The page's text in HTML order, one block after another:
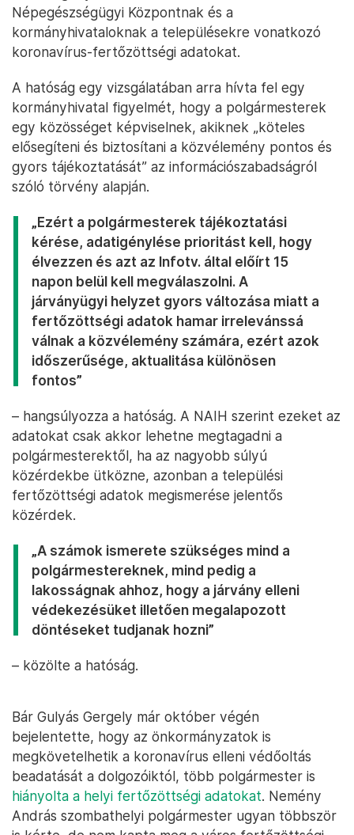
Népegészségügyi Központnak és a
kormányhivataloknak a településekre vonatkozó
koronavírus-fertőzöttségi adatokat.
A hatóság egy vizsgálatában arra hívta fel egy
kormányhivatal figyelmét, hogy a polgármesterek
egy közösséget képviselnek, akiknek „köteles
elősegíteni és biztosítani a közvélemény pontos és
gyors tájékoztatását” az információszabadságról
szóló törvény alapján.
„Ezért a polgármesterek tájékoztatási
kérése, adatigénylése prioritást kell, hogy
élvezzen és azt az Infotv. által előírt 15
napon belül kell megválaszolni. A
járványügyi helyzet gyors változása miatt a
fertőzöttségi adatok hamar irrelevánssá
válnak a közvélemény számára, ezért azok
időszerűsége, aktualitása különösen
fontos”
– hangsúlyozza a hatóság. A NAIH szerint ezeket az
adatokat csak akkor lehetne megtagadni a
polgármesterektől, ha az nagyobb súlyú
közérdekbe ütközne, azonban a települési
fertőzöttségi adatok megismerése jelentős
közérdek.
„A számok ismerete szükséges mind a
polgármestereknek, mind pedig a
lakosságnak ahhoz, hogy a járvány elleni
védekezésüket illetően megalapozott
döntéseket tudjanak hozni”
– közölte a hatóság.
Bár Gulyás Gergely már október végén
bejelentette, hogy az önkormányzatok is
megkövetelhetik a koronavírus elleni védőoltás
beadatását a dolgozóiktól, több polgármester is
hiányolta a helyi fertőzöttségi adatokat. Nemény
András szombathelyi polgármester ugyan többször